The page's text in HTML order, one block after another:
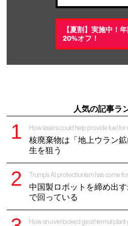
【夏割】実施中！
20%オフ！
人気の記事ラ
How lasers could help provide fuel
核廃棄物は「地上ウラン
生を狙う
Trump’s AI protectionism has come
中国製ロボットを締め出
で回っている
How an overlooked geothermal plant